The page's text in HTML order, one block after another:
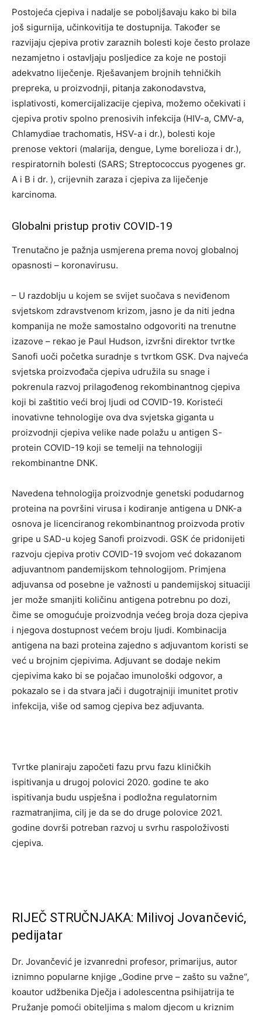
Postojeća cjepiva i nadalje se poboljšavaju kako bi bila
još sigurnija, učinkovitija te dostupnija. Također se
razvijaju cjepiva protiv zaraznih bolesti koje često prolaze
nezamjetno i ostavljaju posljedice za koje ne postoji
adekvatno liječenje. Rješavanjem brojnih tehničkih
prepreka, u proizvodnji, pitanja zakonodavstva,
isplativosti, komercijalizacije cjepiva, možemo očekivati i
cjepiva protiv spolno prenosivih infekcija (HIV-a, CMV-a,
Chlamydiae trachomatis, HSV-a i dr.), bolesti koje
prenose vektori (malarija, dengue, Lyme borelioza i dr.),
respiratornih bolesti (SARS; Streptococcus pyogenes gr.
A i B i dr. ), crijevnih zaraza i cjepiva za liječenje
karcinoma.
Globalni pristup protiv COVID-19
Trenutačno je pažnja usmjerena prema novoj globalnoj
opasnosti – koronavirusu.
– U razdoblju u kojem se svijet suočava s neviđenom
svjetskom zdravstvenom krizom, jasno je da niti jedna
kompanija ne može samostalno odgovoriti na trenutne
izazove – rekao je Paul Hudson, izvršni direktor tvrtke
Sanofi uoči početka suradnje s tvrtkom GSK. Dva najveća
svjetska proizvođača cjepiva udružila su snage i
pokrenula razvoj prilagođenog rekombinantnog cjepiva
koji bi zaštitio veći broj ljudi od COVID-19. Koristeći
inovativne tehnologije ova dva svjetska giganta u
proizvodnji cjepiva velike nade polažu u antigen S-
protein COVID-19 koji se temelji na tehnologiji
rekombinantne DNK.
Navedena tehnologija proizvodnje genetski podudarnog
proteina na površini virusa i kodiranje antigena u DNK-a
osnova je licenciranog rekombinantnog proizvoda protiv
gripe u SAD-u kojeg Sanofi proizvodi. GSK će pridonijeti
razvoju cjepiva protiv COVID-19 svojom već dokazanom
adjuvantnom pandemijskom tehnologijom. Primjena
adjuvansa od posebne je važnosti u pandemijskoj situaciji
jer može smanjiti količinu antigena potrebnu po dozi,
čime se omogućuje proizvodnja većeg broja doza cjepiva
i njegova dostupnost većem broju ljudi. Kombinacija
antigena na bazi proteina zajedno s adjuvantom koristi se
već u brojnim cjepivima. Adjuvant se dodaje nekim
cjepivima kako bi se pojačao imunološki odgovor, a
pokazalo se i da stvara jači i dugotrajniji imunitet protiv
infekcija, više od samog cjepiva bez adjuvanta.
Tvrtke planiraju započeti fazu prvu fazu kliničkih
ispitivanja u drugoj polovici 2020. godine te ako
ispitivanja budu uspješna i podložna regulatornim
razmatranjima, cilj je da se do druge polovice 2021.
godine dovrši potreban razvoj u svrhu raspoloživosti
cjepiva.
RIJEČ STRUČNJAKA: Milivoj Jovančević,
pedijatar
Dr. Jovančević je izvanredni profesor, primarijus, autor
iznimno popularne knjige „Godine prve – zašto su važne“,
koautor udžbenika Dječja i adolescentna psihijatrija te
Pružanje pomoći obiteljima s malom djecom u kriznim